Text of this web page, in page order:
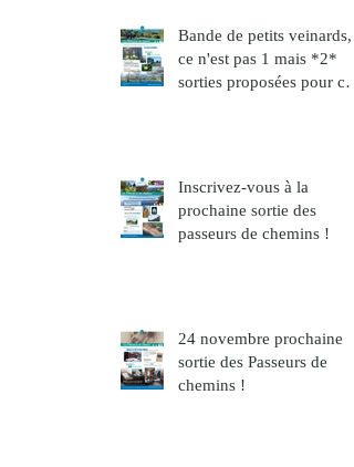
Bande de petits veinards,
ce n'est pas 1 mais *2*
sorties proposées pour ce
Inscrivez-vous à la
prochaine sortie des
passeurs de chemins !
24 novembre prochaine
sortie des Passeurs de
chemins !